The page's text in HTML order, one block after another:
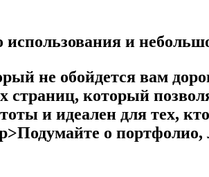
и
не обойдется вам
который
и идеален для тех,
о